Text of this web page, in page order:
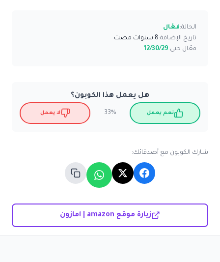
الحالة:فعّال
تاريخ الإضافة:8 سنوات مضت
فعّال حتى:12/30/29
هل يعمل هذا الكوبون؟
نعم يعمل 33% لا يعمل
شارك الكوبون مع أصدقائك:
زيارة موقع amazon | امازون